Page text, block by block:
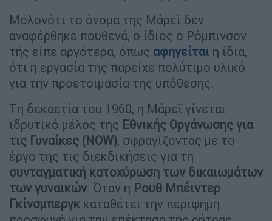
Μολονότι το όνομα της Μάρεϊ δεν
αναφέρθηκε πουθενά, ο ίδιος ο Ρόμπινσον
τής είπε αργότερα, όπως αφηγείται η ίδια,
ότι η εργασία της παρείχε πολύτιμο υλικό
για την προετοιμασία της υπόθεσης.
Tη δεκαετία του 1960, η Μάρεϊ γίνεται
ιδρυτικό μέλος της Εθνικής Οργάνωσης για
τις Γυναίκες (NOW), σφραγίζοντας με το
έργο της τις διεκδικήσεις για τη
συνταγματική κατοχύρωση των δικαιωμάτων
των γυναικών. Όταν η Ρουθ Μπέιντερ
Γκίνσμπεργκ καταθέτει την περίφημη